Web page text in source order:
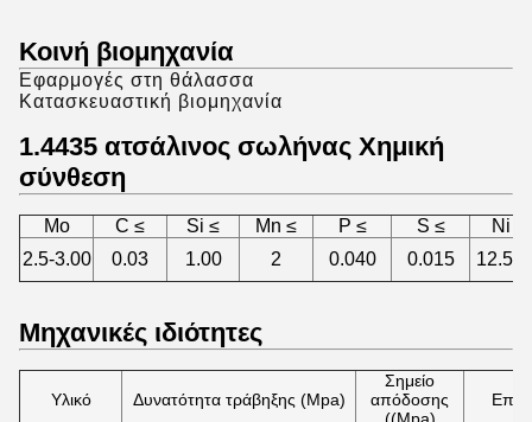
Κοινή βιομηχανία
Εφαρμογές στη θάλασσα
Κατασκευαστική βιομηχανία
1.4435 ατσάλινος σωλήνας Χημική
σύνθεση
Μo C ≤ Si ≤ Mn ≤ P ≤ S ≤
Ni ≤
2.5-3.00
0.03 1.00 2 0.040 0.015 12.5-
Μηχανικές ιδιότητες
Υλικό Δυνατότητα τράβηξης (Mpa)
Σημείο
απόδοσης